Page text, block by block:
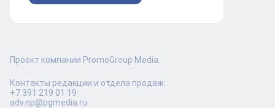
Проект компании PromoGroup Media.
Контакты редакции и отдела продаж:
+7 391 219 01 19
adv.np@pgmedia.ru